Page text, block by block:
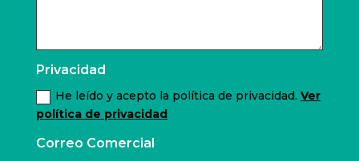
Privacidad
He leído y acepto la política de privacidad.Ver
política de privacidad
Correo Comercial